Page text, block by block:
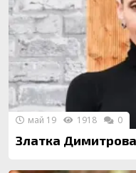
Златка
май 19 1918 0